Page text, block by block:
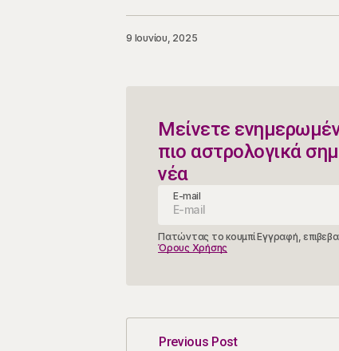
9 Ιουνίου, 2025
Μείνετε
πιο αστρολογικά
νέα
E-mail
Πατώντας το κουμπί Εγγραφή,
Όρους Χρήσης
Previous Post